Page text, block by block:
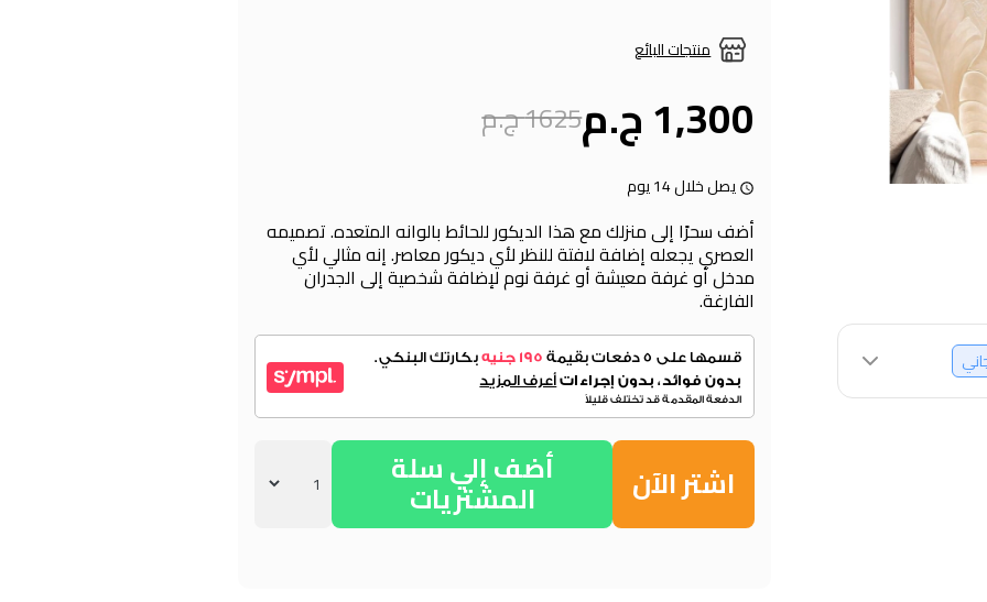
منتجات البائع
1,300 ج.م 1625 ج.م
يصل خلال 14 يوم
أضف سحرًا إلى منزلك مع هذا الديكور للحائط بالوانه المتعده. تصميمه
العصري يجعله إضافة لافتة للنظر لأي ديكور معاصر. إنه مثالي لأي
مدخل أو غرفة معيشة أو غرفة نوم لإضافة شخصية إلى الجدران
الفارغة.
اشتر الآن أضف إلي سلة
المشتريات